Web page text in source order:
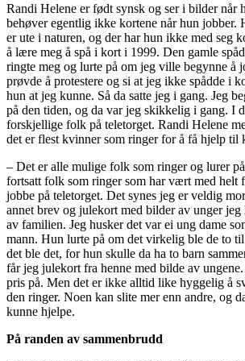
Randi Helene er født synsk og ser i bilder når
behøver egentlig ikke kortene når hun jobber.
er ute i naturen, og der har hun ikke med seg
å lære meg å spå i kort i 1999. Den gamle
ringte meg og lurte på om jeg ville begynne å
prøvde å protestere og si at jeg ikke spådde i
hun at jeg kunne. Så da satte jeg i gang. Jeg
på den tiden, og da var jeg skikkelig i gang. I
forskjellige folk på teletorget. Randi Helene
det er flest kvinner som ringer for å få hjelp til
– Det er alle mulige folk som ringer og lurer
fortsatt folk som ringer som har vært med helt
jobbe på teletorget. Det synes jeg er veldig
annet brev og julekort med bilder av unger jeg
av familien. Jeg husker det var ei ung dame
mann. Hun lurte på om det virkelig ble de to til
det ble det, for hun skulle da ha to barn
får jeg julekort fra henne med bilde av
pris på. Men det er ikke alltid like hyggelig å
den ringer. Noen kan slite mer enn andre, og
kunne hjelpe.
På randen av sammenbrudd